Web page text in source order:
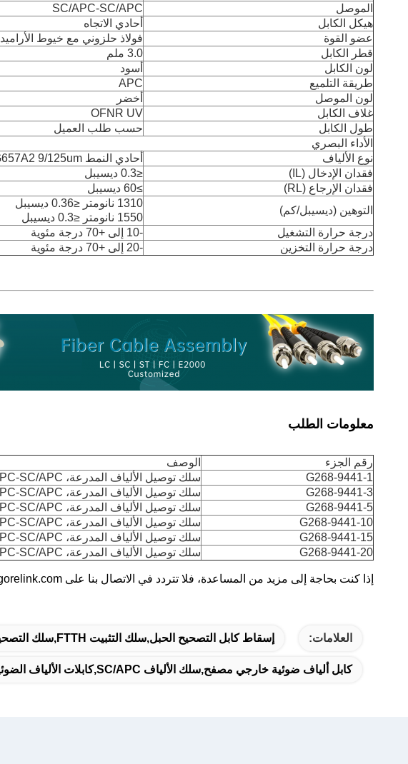
الموصل
SC/APC-SC/APC
هيكل الكابل
أحادي الاتجاه
عضو القوة
فولاذ حلزوني مع خيوط الأراميد
قطر الكابل
3.0 ملم
لون الكابل
أسود
طريقة التلميع
APC
لون الموصل
أخضر
غلاف الكابل
OFNR UV
طول الكابل
حسب طلب العميل
الأداء البصري
نوع الألياف
أحادي النمط G657A2 9/125um
فقدان الإدخال (IL)
≤0.3 ديسيبل
فقدان الإرجاع (RL)
≥60 ديسيبل
التوهين (ديسيبل/كم)
1310 نانومتر ≤0.36 ديسيبل
1550 نانومتر ≤0.3 ديسيبل
درجة حرارة التشغيل
-10 إلى +70 درجة مئوية
درجة حرارة التخزين
-20 إلى +70 درجة مئوية
معلومات الطلب
رقم الجزء
الوصف
G268-9441-1
سلك توصيل الألياف المدرعة، SC/APC-SC/APC أحادي النمط، G652D، أحادي الاتجاه، 1 متر، OFNR
G268-9441-3
سلك توصيل الألياف المدرعة، SC/APC-SC/APC أحادي النمط، G652D، أحادي الاتجاه، 3 أمتار، OFNR
G268-9441-5
سلك توصيل الألياف المدرعة، SC/APC-SC/APC أحادي النمط، G652D، أحادي الاتجاه، 5 أمتار، OFNR
G268-9441-10
سلك توصيل الألياف المدرعة، SC/APC-SC/APC أحادي النمط، G652D، أحادي الاتجاه، 10 أمتار، OFNR
G268-9441-15
سلك توصيل الألياف المدرعة، SC/APC-SC/APC أحادي النمط، G652D، أحادي الاتجاه، 15 مترًا، OFNR
G268-9441-20
سلك توصيل الألياف المدرعة، SC/APC-SC/APC أحادي النمط، G652D، أحادي الاتجاه، 20 مترًا، OFNR
إذا كنت بحاجة إلى مزيد من المساعدة، فلا تتردد في الاتصال بنا على sales@gorelink.com.
العلامات: إسقاط كابل التصحيح الحبل,سلك التثبيت FTTH,سلك التصحيح SC إلى FC
كابل ألياف ضوئية خارجي مصفح,سلك الألياف SC/APC,كابلات الألياف الضوئية المقاومة للأشعة فوق البنفسجية